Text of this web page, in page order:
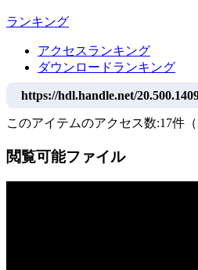
ランキング
アクセスランキング
ダウンロードランキング
https://hdl.handle.net/
このアイテムのアクセス数:17件 （
閲覧可能ファイル